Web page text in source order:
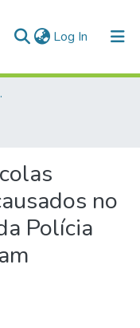
Log In (current)
PRAÇAS)
no
Polícia